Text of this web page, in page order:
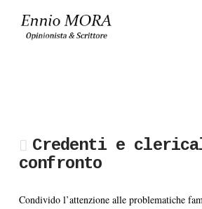
Ennio
Credenti e
confronto
Condivido l’attenzione alle problematiche